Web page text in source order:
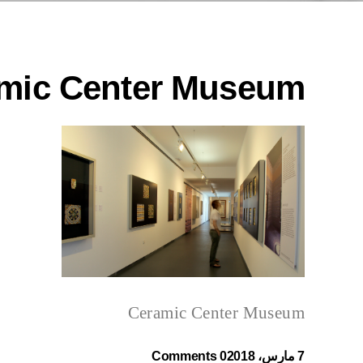
Center Museum
Ceramic Center Museum
7 مارس، 2018 0 Comments